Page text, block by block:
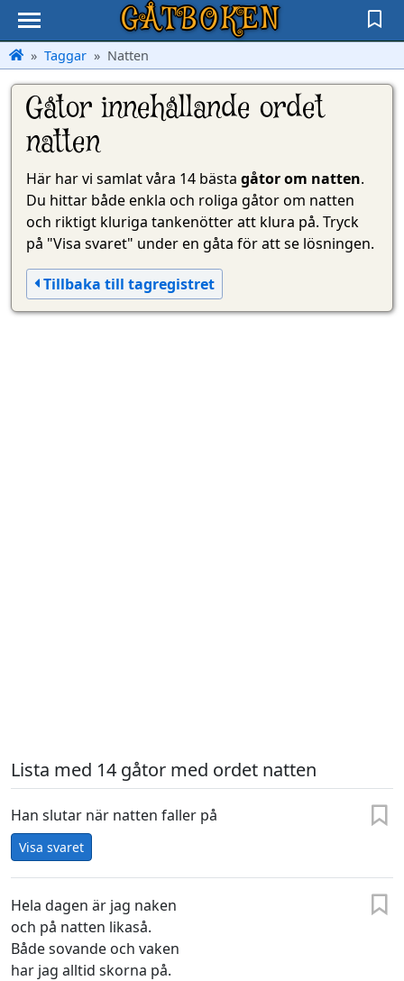
GÅTBOKEN
Taggar Natten
Gåtor innehållande ordet
natten
Här har vi samlat våra 14 bästa gåtor om natten.
Du hittar både enkla och roliga gåtor om natten
och riktigt kluriga tankenötter att klura på. Tryck
på "Visa svaret" under en gåta för att se lösningen.
Tillbaka till tagregistret
Lista med 14 gåtor med ordet natten
Han slutar när natten faller på
Visa svaret
Hela dagen är jag naken
och på natten likaså.
Både sovande och vaken
har jag alltid skorna på.